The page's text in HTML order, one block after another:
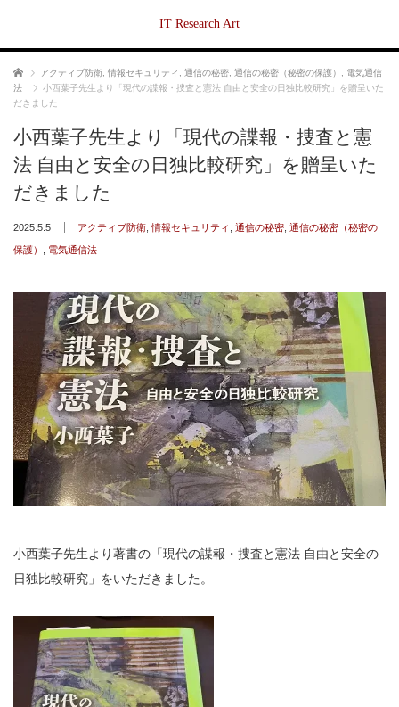
IT Research Art
ホーム アクティブ防衛 情報セキュリティ 通信の秘密 通信の秘密（秘密の保護）
電気通信
法
小西葉子先生より「現代の諜報・捜査と憲法 自由と安全の日独比較研究」を贈呈いた
だきました
小西葉子先生より「現代の諜報・捜査と憲
法 自由と安全の日独比較研究」を贈呈いた
だきました
2025.5.5 アクティブ防衛 ,情報セキュリティ 通信の秘密 通信の秘密（秘密の
保護） 電気通信法
小西葉子先生より著書の「現代の諜報・捜査と憲法 自由と安全の
日独比較研究」をいただきました。